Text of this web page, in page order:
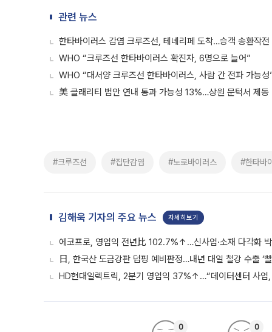
관련 뉴스
한타바이러스 감염 크루즈선, 테네리페 도착…승객 송환작전
WHO “크루즈선 한타바이러스 확진자, 6명으로 늘어”
WHO “대서양 크루즈선 한타바이러스, 사람 간 전파 가능성
美 클래리티 법안 연내 통과 가능성 13%…상원 문턱서 제동
#크루즈선 #집단감염 #노로바이러스 #한타바
김해욱 기자의 주요 뉴스 자세히보기
에코프로, 영업익 전년比 102.7%↑…신사업·소재 다각화
日, 한국산 도금강판 덤핑 예비판정…내년 대일 철강 수출 ‘
HD현대일렉트릭, 2분기 영업익 37%↑…“데이터센터 사업
0 0